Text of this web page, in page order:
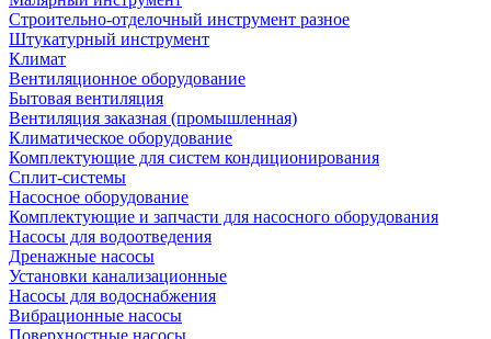
Строительно-отделочный инструмент разное
Штукатурный инструмент
Климат
Вентиляционное оборудование
Бытовая вентиляция
Вентиляция заказная (промышленная)
Климатическое оборудование
Комплектующие для систем кондиционирования
Сплит-системы
Насосное оборудование
Комплектующие и запчасти для насосного оборудования
Насосы для водоотведения
Дренажные насосы
Установки канализационные
Насосы для водоснабжения
Вибрационные насосы
Поверхностные насосы